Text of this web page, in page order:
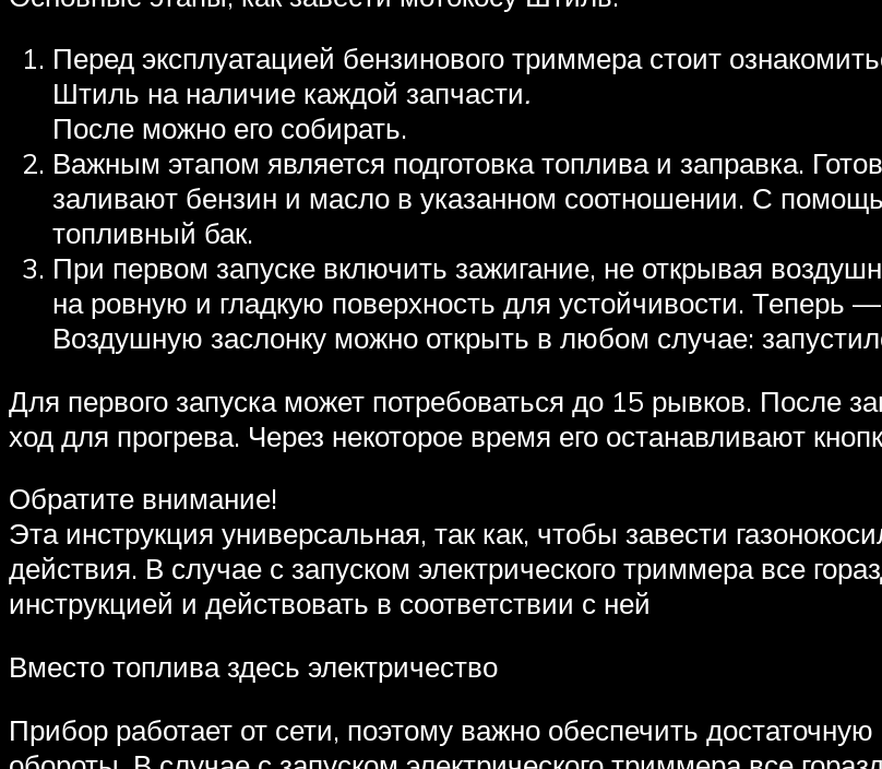
Перед эксплуатацией бензинового триммера стоит
Штиль на наличие каждой запчасти.
После можно его собирать.
Важным этапом является подготовка топлива и заправка.
заливают бензин и масло в указанном соотношении. С
топливный бак.
При первом запуске включить зажигание, не открывая
на ровную и гладкую поверхность для устойчивости. Теперь
Воздушную заслонку можно открыть в любом случае:
Для первого запуска может потребоваться до 15 рывков. После
ход для прогрева. Через некоторое время его останавливают
Обратите внимание!
Эта инструкция универсальная, так как, чтобы завести
действия. В случае с запуском электрического триммера все
инструкцией и действовать в соответствии с ней
Вместо топлива здесь электричество
Прибор работает от сети, поэтому важно обеспечить